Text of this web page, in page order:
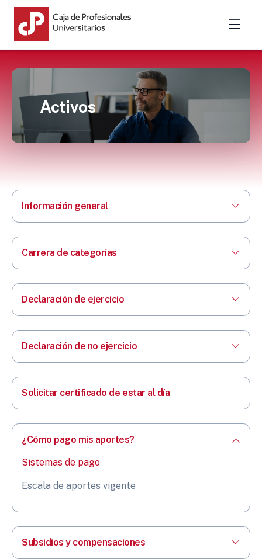
Activos
Información general
Carrera de categorías
Declaración de ejercicio
Declaración de no ejercicio
Solicitar certificado de estar al día
¿Cómo pago mis aportes?
Sistemas de pago
Escala de aportes vigente
Subsidios y compensaciones